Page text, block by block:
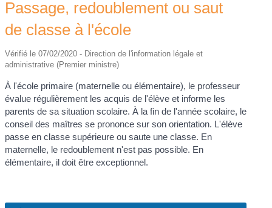
Passage, redoublement ou saut
de classe à l'école
Vérifié le 07/02/2020 - Direction de l'information légale et
administrative (Premier ministre)
À l'école primaire (maternelle ou élémentaire), le professeur
évalue régulièrement les acquis de l'élève et informe les
parents de sa situation scolaire. À la fin de l'année scolaire, le
conseil des maîtres se prononce sur son orientation. L'élève
passe en classe supérieure ou saute une classe. En
maternelle, le redoublement n'est pas possible. En
élémentaire, il doit être exceptionnel.